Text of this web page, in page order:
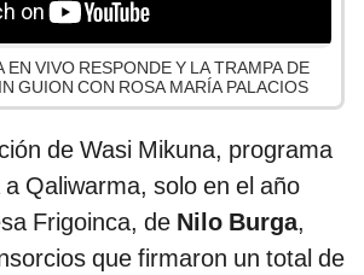
EN VIVO RESPONDE Y LA TRAMPA DE
GUION CON ROSA MARÍA PALACIOS
de Wasi Mikuna, programa
Qaliwarma, solo en el año
Frigoinca, de Nilo Burga,
que firmaron un total de